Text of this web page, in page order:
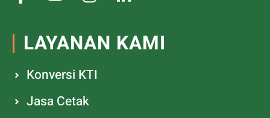
LAYANAN KAMI
Konversi KTI
Jasa Cetak